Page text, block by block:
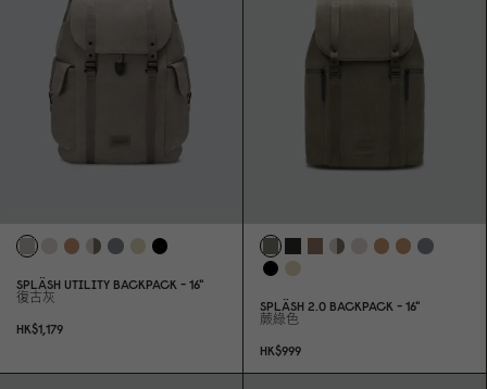
SPLÄSH UTILITY BACKPACK - 16"
復古灰
HK$1,179
SPLÄSH 2.0 BACKPACK - 16"
蕨綠色
HK$999